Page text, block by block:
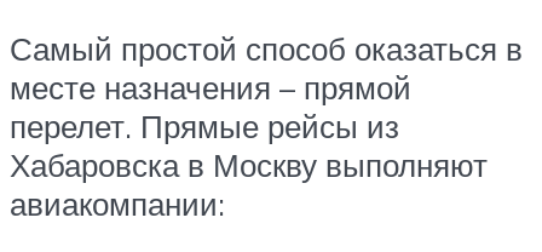
Самый простой способ оказаться в
месте назначения – прямой
перелет. Прямые рейсы из
Хабаровска в Москву выполняют
авиакомпании: